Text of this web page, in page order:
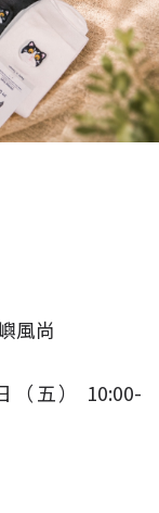
風尚
（五）
10:00-